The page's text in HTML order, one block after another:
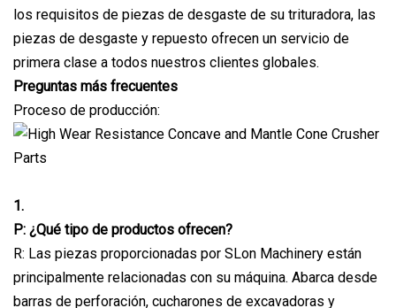
los requisitos de piezas de desgaste de su trituradora, las
piezas de desgaste y repuesto ofrecen un servicio de
primera clase a todos nuestros clientes globales.
Preguntas más frecuentes
Proceso de producción:
1.
P: ¿Qué tipo de productos ofrecen?
R: Las piezas proporcionadas por SLon Machinery están
principalmente relacionadas con su máquina. Abarca desde
barras de perforación, cucharones de excavadoras y